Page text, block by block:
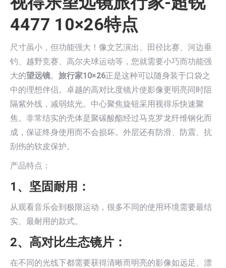
4477 10×26特点
尺寸虽小，但功能强大！像文艺演出、田径比赛、河边垂
钓、越野竞赛、高尔夫球运动等，您就需要小巧而功能强
大的望远镜。 旅行家10×26正是这种可以随身装于口袋之
中的理想伴侣。卓越的高对比度镜片使影像更明亮同时阻
隔紫外线，减弱炫光。中心聚焦旋钮采用视得乐快速聚
焦。非常结实的壳体是聚碳酸酯经过马克罗龙纤维钢化而
成，保证终身使用而不会损坏。外层还有防滑、防震、抗
刮伤的软皮保护。
产品特点：
1、坚固耐用：
从观看音乐会到极限运动，很多不同的使用环境需要最结
实、最耐用的款式。
2、高对比生态镜片：
在不同的光线下都需要获得清晰而明亮的影像如远足、漂